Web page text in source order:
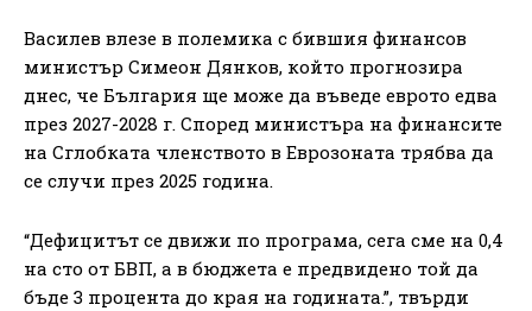
Василев влезе в полемика с бившия финансов
министър Симеон Дянков, който прогнозира
днес, че България ще може да въведе еврото едва
през 2027-2028 г. Според министъра на финансите
на Сглобката членството в Еврозоната трябва да
се случи през 2025 година.
“Дефицитът се движи по програма, сега сме на 0,4
на сто от БВП, а в бюджета е предвидено той да
бъде 3 процента до края на годината.”, твърди